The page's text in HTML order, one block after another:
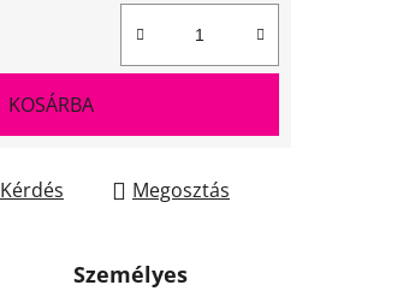
KOSÁRBA
Kérdés Megosztás
Személyes